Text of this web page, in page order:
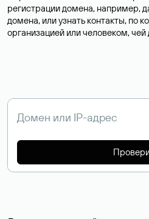
регистрации домена, например,
домена, или узнать контакты, по
организацией или человеком,